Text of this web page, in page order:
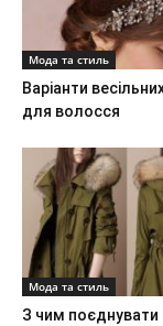
Мода та стиль
Варіанти
для волосся
Мода та стиль
З чим поєднувати